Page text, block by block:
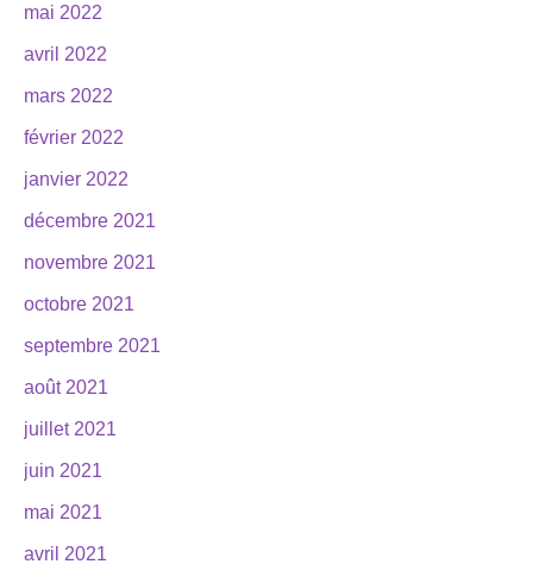
mai 2022
avril 2022
mars 2022
février 2022
janvier 2022
décembre 2021
novembre 2021
octobre 2021
septembre 2021
août 2021
juillet 2021
juin 2021
mai 2021
avril 2021